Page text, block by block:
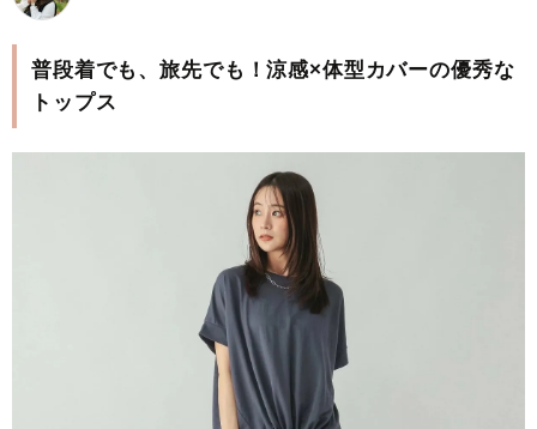
普段着でも、旅先でも！涼感×体型カバーの優秀な
トップス